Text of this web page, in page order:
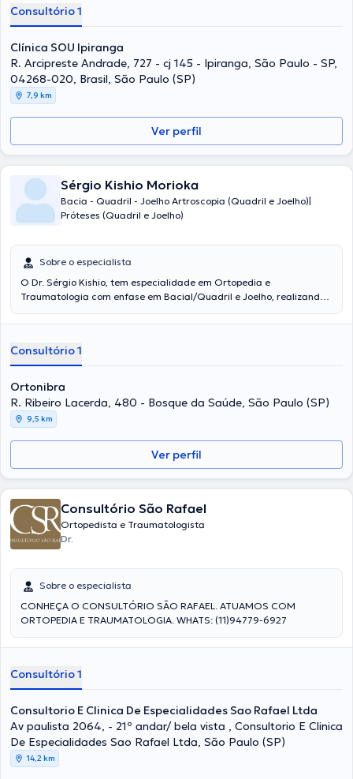
da coluna como hérnias de disco, estenoses, compressão medular e
nervosa assim como de espondilolisteses. Finalmente, ele atende
em um consultorio no Bairro Ipiranga, na Zona Sul de São Paulo.
Consultório 1
Clínica SOU Ipiranga
R. Arcipreste Andrade, 727 - cj 145 - Ipiranga, São Paulo - SP,
04268-020, Brasil, São Paulo (SP)
7,9 km
Ver perfil
Sérgio Kishio Morioka
Bacia - Quadril - Joelho Artroscopia (Quadril e Joelho)|
Próteses (Quadril e Joelho)
Sobre o especialista
O Dr. Sérgio Kishio, tem especialidade em Ortopedia e
Traumatologia com enfase em Bacial/Quadril e Joelho, realizando
Bosque da Saúde, na Zona Sul, ambos na cidade de São Paulo.
alto padrão aos seus pacientes. Ele oferece atendimento Clinico
como Ortopedista, especializado em: Artroscopia, Prótese de
Quadril, Prótese do Joelho.
Consultório 1
Ortonibra
R. Ribeiro Lacerda, 480 - Bosque da Saúde, São Paulo (SP)
9,5 km
Ver perfil
Consultório São Rafael
Ortopedista e Traumatologista
Dr.
Sobre o especialista
CONHEÇA O CONSULTÓRIO SÃO RAFAEL. ATUAMOS COM
ORTOPEDIA E TRAUMATOLOGIA. WHATS: (11)94779-6927
Consultório 1
Consultorio E Clinica De Especialidades Sao Rafael Ltda
Av paulista 2064, - 21º andar/ bela vista , Consultorio E Clinica
De Especialidades Sao Rafael Ltda, São Paulo (SP)
14,2 km